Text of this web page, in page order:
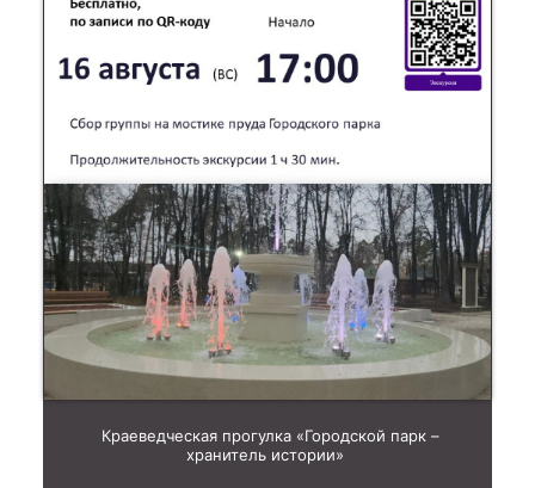
Краеведческая прогулка «Городской парк –
хранитель истории»